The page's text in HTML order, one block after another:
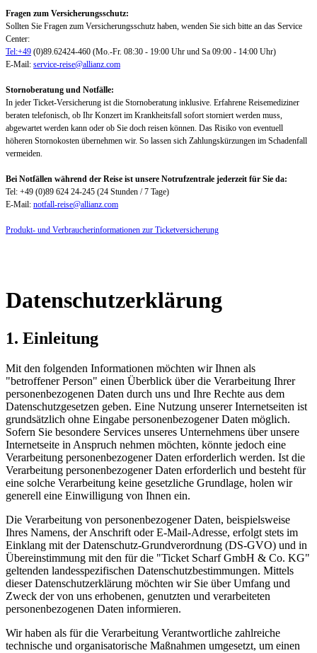
Fragen zum Versicherungsschutz:
Sollten Sie Fragen zum Versicherungsschutz haben, wenden Sie sich bitte an das Service
Center:
Tel:+49 (0)89.62424-460 (Mo.-Fr. 08:30 - 19:00 Uhr und Sa 09:00 - 14:00 Uhr)
E-Mail: service-reise@allianz.com
Stornoberatung und Notfälle:
In jeder Ticket-Versicherung ist die Stornoberatung inklusive. Erfahrene Reisemediziner
beraten telefonisch, ob Ihr Konzert im Krankheitsfall sofort storniert werden muss,
abgewartet werden kann oder ob Sie doch reisen können. Das Risiko von eventuell
höheren Stornokosten übernehmen wir. So lassen sich Zahlungskürzungen im Schadenfall
vermeiden.
Bei Notfällen während der Reise ist unsere Notrufzentrale jederzeit für Sie da:
Tel: +49 (0)89 624 24-245 (24 Stunden / 7 Tage)
E-Mail: notfall-reise@allianz.com
Produkt- und Verbraucherinformationen zur Ticketversicherung
Datenschutzerklärung
1. Einleitung
Mit den folgenden Informationen möchten wir Ihnen als
"betroffener Person" einen Überblick über die Verarbeitung Ihrer
personenbezogenen Daten durch uns und Ihre Rechte aus dem
Datenschutzgesetzen geben. Eine Nutzung unserer Internetseiten ist
grundsätzlich ohne Eingabe personenbezogener Daten möglich.
Sofern Sie besondere Services unseres Unternehmens über unsere
Internetseite in Anspruch nehmen möchten, könnte jedoch eine
Verarbeitung personenbezogener Daten erforderlich werden. Ist die
Verarbeitung personenbezogener Daten erforderlich und besteht für
eine solche Verarbeitung keine gesetzliche Grundlage, holen wir
generell eine Einwilligung von Ihnen ein.
Die Verarbeitung von personenbezogener Daten, beispielsweise
Ihres Namens, der Anschrift oder E-Mail-Adresse, erfolgt stets im
Einklang mit der Datenschutz-Grundverordnung (DS-GVO) und in
Übereinstimmung mit den für die "Ticket Scharf GmbH & Co. KG"
geltenden landesspezifischen Datenschutzbestimmungen. Mittels
dieser Datenschutzerklärung möchten wir Sie über Umfang und
Zweck der von uns erhobenen, genutzten und verarbeiteten
personenbezogenen Daten informieren.
Wir haben als für die Verarbeitung Verantwortliche zahlreiche
technische und organisatorische Maßnahmen umgesetzt, um einen